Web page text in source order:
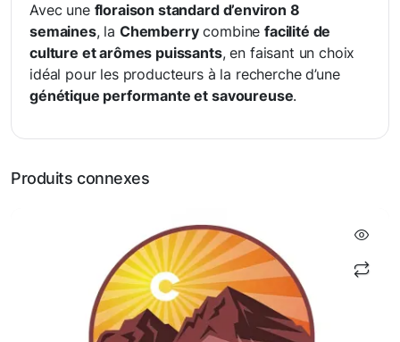
Avec une floraison standard d’environ 8
semaines, la Chemberrycombinefacilité de
culture et arômes puissants, en faisant un choix
idéal pour les producteurs à la recherche d’une
génétique performante et savoureuse.
Produits connexes